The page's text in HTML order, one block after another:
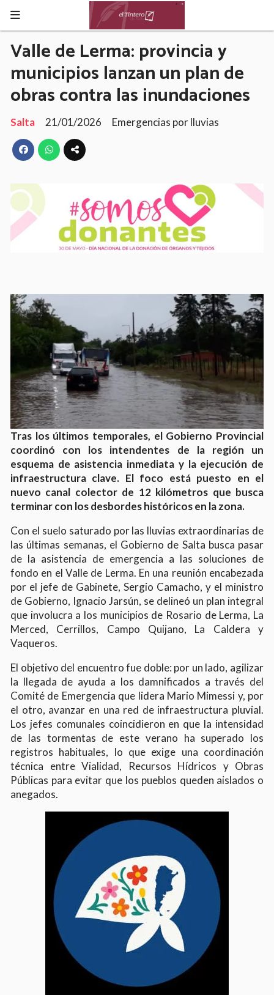
Valle de Lerma: provincia y
municipios lanzan un plan de
obras contra las inundaciones
Salta 21/01/2026 Emergencias por lluvias
Tras los últimos temporales, el Gobierno Provincial
coordinó con los intendentes de la región un
esquema de asistencia inmediata y la ejecución de
infraestructura clave. El foco está puesto en el
nuevo canal colector de 12 kilómetros que busca
terminar con los desbordes históricos en la zona.
Con el suelo saturado por las lluvias extraordinarias de
las últimas semanas, el Gobierno de Salta busca pasar
de la asistencia de emergencia a las soluciones de
fondo en el Valle de Lerma. En una reunión encabezada
por el jefe de Gabinete, Sergio Camacho, y el ministro
de Gobierno, Ignacio Jarsún, se delineó un plan integral
que involucra a los municipios de Rosario de Lerma, La
Merced, Cerrillos, Campo Quijano, La Caldera y
Vaqueros.
El objetivo del encuentro fue doble: por un lado, agilizar
la llegada de ayuda a los damnificados a través del
Comité de Emergencia que lidera Mario Mimessi y, por
el otro, avanzar en una red de infraestructura pluvial.
Los jefes comunales coincidieron en que la intensidad
de las tormentas de este verano ha superado los
registros habituales, lo que exige una coordinación
técnica entre Vialidad, Recursos Hídricos y Obras
Públicas para evitar que los pueblos queden aislados o
anegados.